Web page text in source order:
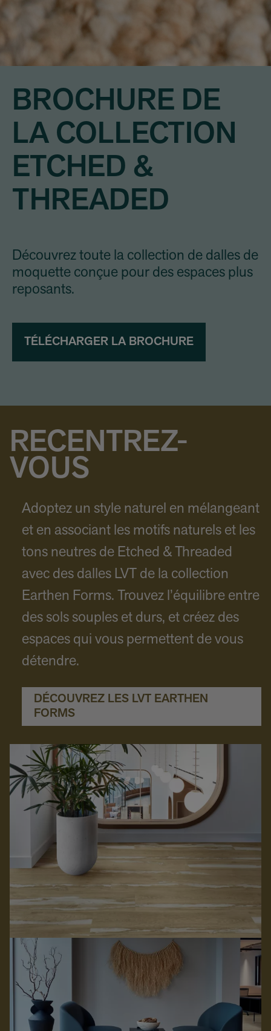
BROCHURE DE
LA COLLECTION
ETCHED &
THREADED
Découvrez toute la collection de dalles de
moquette conçue pour des espaces plus
reposants.
TÉLÉCHARGER LA BROCHURE
RECENTREZ-
VOUS
Adoptez un style naturel en mélangeant
et en associant les motifs naturels et les
tons neutres de Etched & Threaded
avec des dalles LVT de la collection
Earthen Forms. Trouvez l’équilibre entre
des sols souples et durs, et créez des
espaces qui vous permettent de vous
détendre.
DÉCOUVREZ LES LVT EARTHEN
FORMS